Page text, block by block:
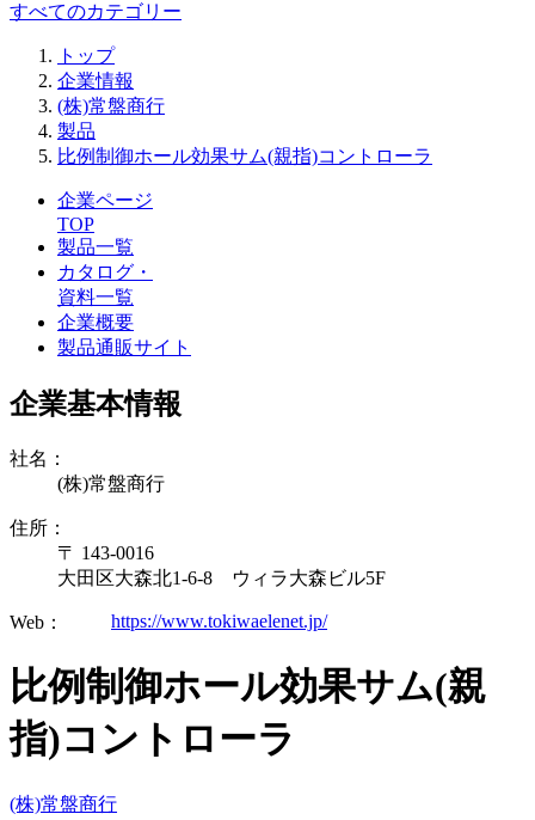
すべてのカテゴリー
トップ
企業情報
(株)常盤商行
製品
比例制御ホール効果サム(親指)コントローラ
企業ページ
TOP
製品一覧
カタログ・
資料一覧
企業概要
製品通販サイト
企業基本情報
社名：
(株)常盤商行
住所：
〒 143-0016
大田区大森北1-6-8 ウィラ大森ビル5F
Web： https://www.tokiwaelenet.jp/
比例制御ホール効果サム(親
指)コントローラ
(株)常盤商行